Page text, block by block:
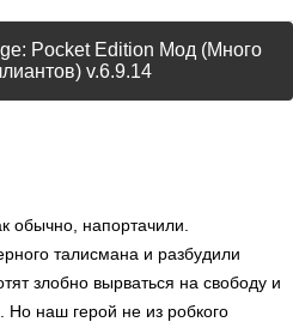
Pocket Edition Мод (Много
v.6.9.14
обычно, напортачили.
талисмана и разбудили
злобно вырваться на свободу и
Но наш герой не из робкого